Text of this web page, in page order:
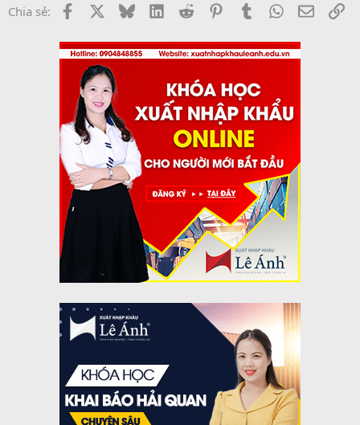
Chia sẻ: Facebook BlueskyLinkedInReddit PinterestTumblrWhatsApp
Email